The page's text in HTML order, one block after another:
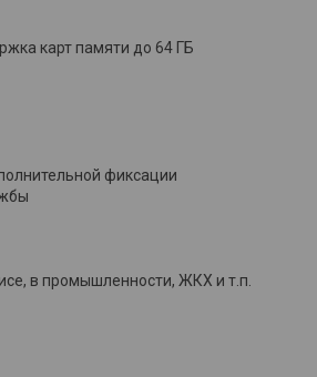
карт памяти до 64 ГБ
фиксации
в промышленности, ЖКХ и т.п.